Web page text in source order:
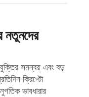
নতুনদের
সমন্বয় এবং বড়
ক্রিপ্টো
ভাবধারার